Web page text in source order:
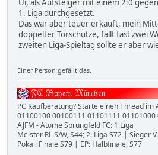
Ui, als Aufsteiger mit einem 2:0
1. Liga durchgesetzt.
Das war aber teuer erkauft, mein
doppelter Torschütze, fällt fast zwei
zweiten Liga-Spieltag sollte er aber
Einer Person gefällt das.
PC Kaufberatung? Starte einen Thread im
01100100 00100111 01101111 01101000
AJFM - Atome Sprungfeld FC: 1.Liga
Meister RL S/W, S44; 2. Liga S72 | Sieger
Pokal: Finale S79 | EP: Halbfinale, S77